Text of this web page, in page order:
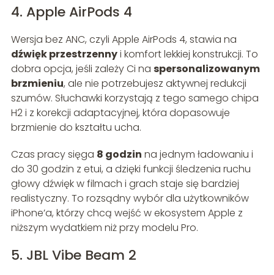
4. Apple AirPods 4
Wersja bez ANC, czyli Apple AirPods 4, stawia na
dźwięk przestrzennyi komfort lekkiej konstrukcji. To
dobra opcja, jeśli zależy Ci na spersonalizowanym
brzmieniu, ale nie potrzebujesz aktywnej redukcji
szumów. Słuchawki korzystają z tego samego chipa
H2 i z korekcji adaptacyjnej, która dopasowuje
brzmienie do kształtu ucha.
Czas pracy sięga 8 godzin na jednym ładowaniu i
do 30 godzin z etui, a dzięki funkcji śledzenia ruchu
głowy dźwięk w filmach i grach staje się bardziej
realistyczny. To rozsądny wybór dla użytkowników
iPhone’a, którzy chcą wejść w ekosystem Apple z
niższym wydatkiem niż przy modelu Pro.
5. JBL Vibe Beam 2